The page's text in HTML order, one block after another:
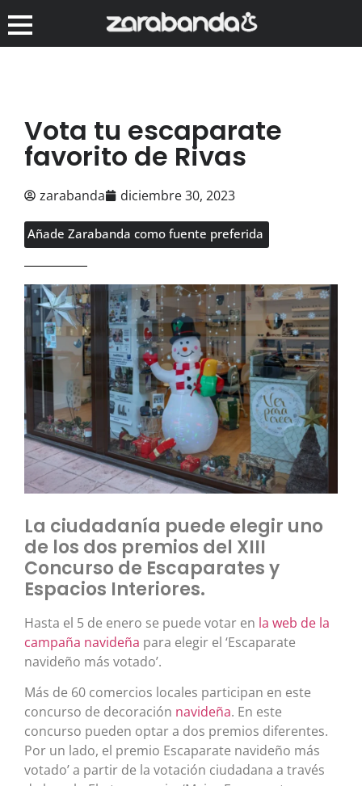
Vota tu escaparate
favorito de Rivas
zarabanda diciembre 30, 2023
Añade Zarabanda como fuente preferida
La ciudadanía puede elegir uno
de los dos premios del XIII
Concurso de Escaparates y
Espacios Interiores.
Hasta el 5 de enero se puede votar en la web de la
campaña navideña para elegir el ‘Escaparate
navideño más votado’.
Más de 60 comercios locales participan en este
concurso de decoración navideña. En este
concurso pueden optar a dos premios diferentes.
Por un lado, el premio Escaparate navideño más
votado’ a partir de la votación ciudadana a través